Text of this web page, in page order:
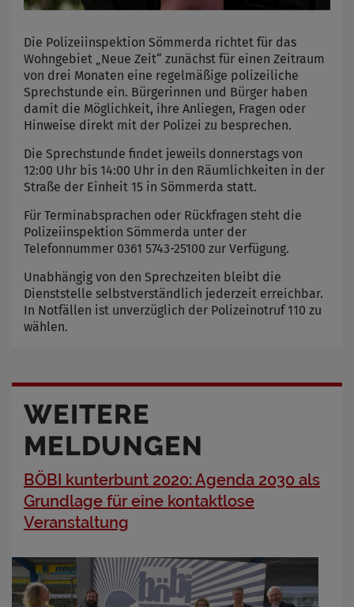
Die Polizeiinspektion Sömmerda richtet für das
Wohngebiet „Neue Zeit“ zunächst für einen Zeitraum
von drei Monaten eine regelmäßige polizeiliche
Sprechstunde ein. Bürgerinnen und Bürger haben
damit die Möglichkeit, ihre Anliegen, Fragen oder
Hinweise direkt mit der Polizei zu besprechen.
Die Sprechstunde findet jeweils donnerstags von
12:00 Uhr bis 14:00 Uhr in den Räumlichkeiten in der
Straße der Einheit 15 in Sömmerda statt.
Für Terminabsprachen oder Rückfragen steht die
Polizeiinspektion Sömmerda unter der
Telefonnummer 0361 5743-25100 zur Verfügung.
Unabhängig von den Sprechzeiten bleibt die
Dienststelle selbstverständlich jederzeit erreichbar.
In Notfällen ist unverzüglich der Polizeinotruf 110 zu
wählen.
WEITERE
MELDUNGEN
BÖBI kunterbunt 2020: Agenda 2030 als
Grundlage für eine kontaktlose
Veranstaltung